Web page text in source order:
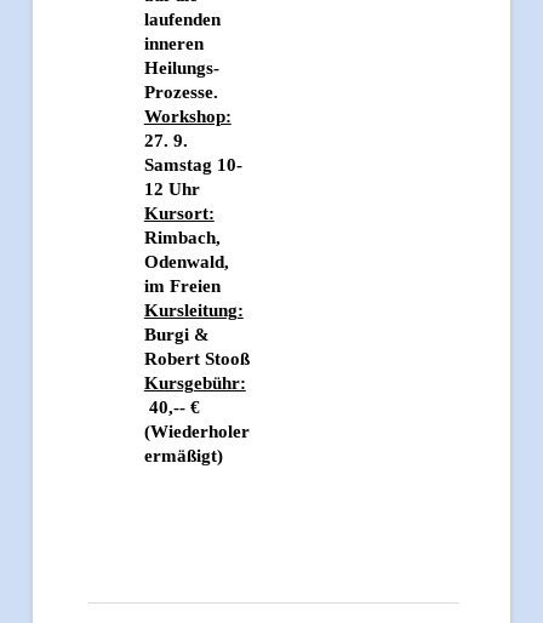
laufenden
inneren
Heilungs-
Prozesse.
Workshop:
27. 9.
Samstag 10-
12 Uhr
Kursort:
Rimbach,
Odenwald,
im Freien
Kursleitung:
Burgi &
Robert Stooß
Kursgebühr:
40,-- €
(Wiederholer
ermäßigt)